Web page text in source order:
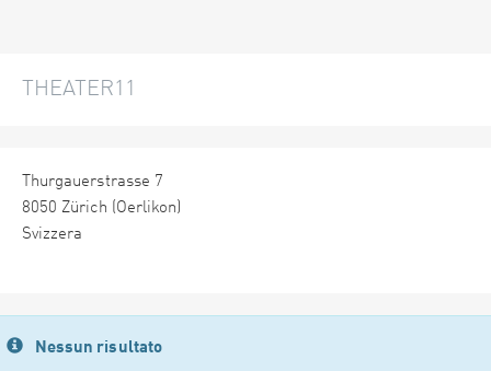
THEATER11
Thurgauerstrasse 7
8050 Zürich (Oerlikon)
Svizzera
Nessun risultato